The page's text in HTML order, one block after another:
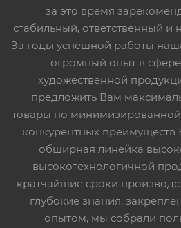
за это время
стабильный, ответственный
За годы успешной работы
огромный опыт в
художественной
предложить Вам
товары по
конкурентных
обширная линейка
высокотехнологичной
кратчайшие сроки
глубокие знания,
опытом, мы собрали